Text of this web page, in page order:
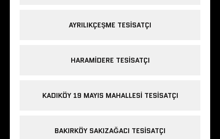
AYRILIKÇEŞME TESISATÇI
HARAMIDERE TESISATÇI
KADIKÖY 19 MAYIS MAHALLESI TESISATÇI
BAKIRKÖY SAKIZAĞACI TESISATÇI